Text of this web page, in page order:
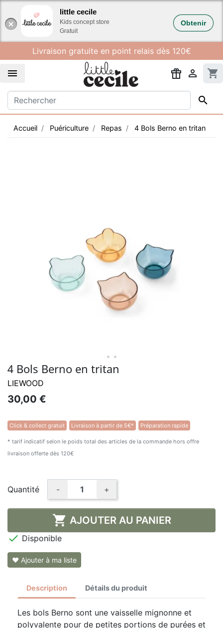
little cecile
Kids concept store
Gratuit
Obtenir
Livraison gratuite en point relais dès 120€
  shopping_cart

Accueil Puériculture Repas 4 Bols Berno en tritan
• •
4 Bols Berno en tritan
LIEWOOD
30,00 €
Click & collect gratuit Livraison à partir de 5€* Préparation rapide
* tarif indicatif selon le poids total des articles de la commande hors offre
livraison offerte dès 120€
Quantité - +
 AJOUTER AU PANIER
 Disponible
❤ Ajouter à ma liste
Description Détails du produit
Les bols Berno sont une vaisselle mignonne et
polyvalente pour de petites portions de purées et